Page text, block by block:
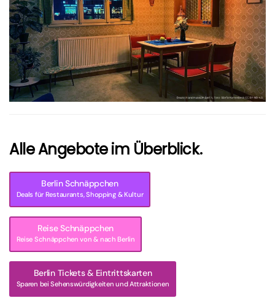
größer
Alle Angebote im Überblick.
Berlin Schnäppchen
Deals für Restaurants, Shopping & Kultur
Reise Schnäppchen
Reise Schnäppchen von & nach Berlin
Berlin Tickets & Eintrittskarten
Sparen bei Sehenswürdigkeiten und Attraktionen